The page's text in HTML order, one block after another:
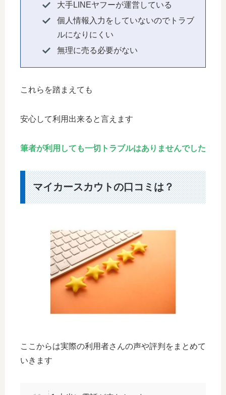
大手LINEヤフーが運営している
個人情報入力をしていないのでトラブ
ルになりにくい
無理に売る必要がない
これらを踏まえても
安心して利用出来ると言えます
筆者が利用しても一切トラブルはありませんでした
マイカースカウトの口コミは？
ここからは実際の利用者さんの声や評判をまとめて
いきます